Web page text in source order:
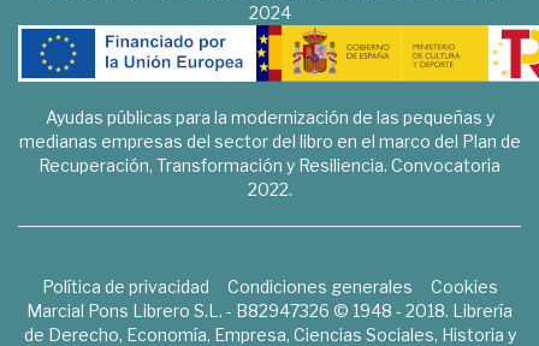
2024
Ayudas públicas para la modernización de las pequeñas y
medianas empresas del sector del libro en el marco del Plan de
Recuperación, Transformación y Resiliencia. Convocatoria
2022.
Política de privacidad Condiciones generales
Cookies
Marcial Pons Librero S.L. - B82947326 © 1948 - 2018. Librería
de Derecho, Economía, Empresa, Ciencias Sociales, Historia y